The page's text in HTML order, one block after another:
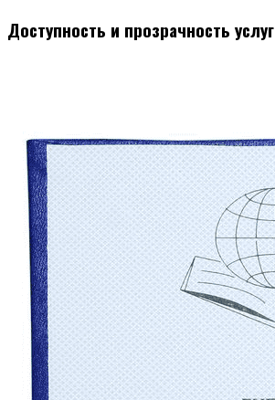
Доступность и прозрачность услуг